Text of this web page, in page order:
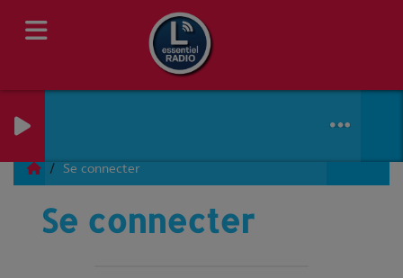
Se connecter
Se connecter